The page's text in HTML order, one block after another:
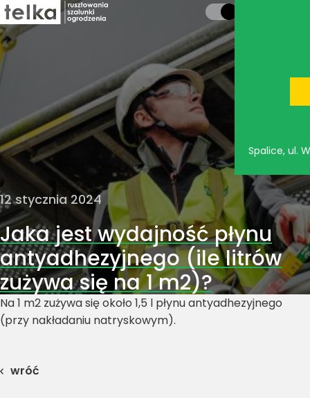
Spalice, ul.
12 stycznia 2024
Jaka jest wydajność płynu
antyadhezyjnego (ile litrów
zużywa się na 1 m2)?
Na 1 m2 zużywa się około 1,5 l płynu antyadhezyjnego
(przy nakładaniu natryskowym).
wróć